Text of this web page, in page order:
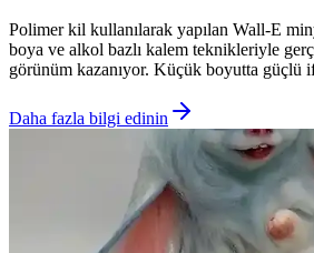
Polimer kil kullanılarak yapılan Wall-E
boya ve alkol bazlı kalem teknikleriyle
görünüm kazanıyor. Küçük boyutta güçlü
Daha fazla bilgi edinin